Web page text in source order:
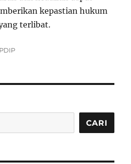
kepastian hukum
terlibat.
Tags
PDIP
CARI